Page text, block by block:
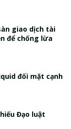
giao dịch tài
để chống lừa
đối mặt cạnh
Đạo luật